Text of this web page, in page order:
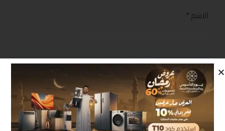
الاسم*
البريد الإلكتروني*
مراجعتك*